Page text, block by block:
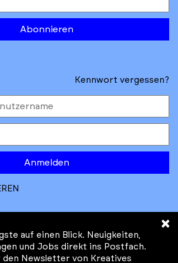
Abonnieren
Kennwort vergessen?
Anmelden
×
auf einen Blick. Neuigkeiten,
und Jobs direkt ins Postfach.
Newsletter von Kreatives